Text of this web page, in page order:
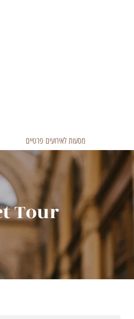
מסעות לאירועים פרטיים
Tour